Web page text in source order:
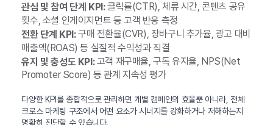
관심 및 참여 단계 KPI:클릭률(CTR), 체류 시간, 콘텐츠 공유
횟수, 소셜 인게이지먼트 등 고객 반응 측정
전환 단계 KPI:구매 전환율(CVR), 장바구니 추가율, 광고 대비
매출액(ROAS) 등 실질적 수익성과 직결
유지 및 충성도 KPI:고객 재구매율, 구독 유지율, NPS(Net
Promoter Score) 등 관계 지속성 평가
다양한 KPI를 종합적으로 관리하면 개별 캠페인의 효율뿐 아니라, 전체
크로스 마케팅 구조에서 어떤 요소가 시너지를 강화하거나 저해하는지
명확히 진단할 수 있습니다.